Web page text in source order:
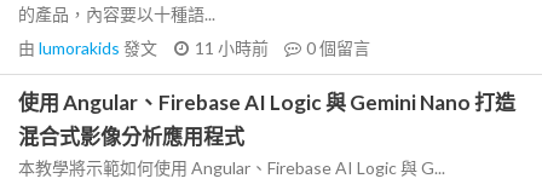
的產品，內容要以十種語...
由 lumorakids 發文 11 小時前 0個留言
使用 Angular、Firebase AI Logic 與 Gemini Nano 打造
混合式影像分析應用程式
本教學將示範如何使用 Angular、Firebase AI Logic 與 G...